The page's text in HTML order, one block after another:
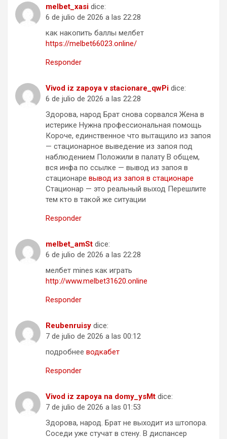
melbet_xasi dice:
6 de julio de 2026 a las 22:28
как накопить баллы мелбет
https://melbet66023.online/
Responder
Vivod iz zapoya v stacionare_qwPi dice:
6 de julio de 2026 a las 22:28
Здорова, народ Брат снова сорвался Жена в
истерике Нужна профессиональная помощь
Короче, единственное что вытащило из запоя
— стационарное выведение из запоя под
наблюдением Положили в палату В общем,
вся инфа по ссылке — вывод из запоя в
стационаре вывод из запоя в стационаре
Стационар — это реальный выход Перешлите
тем кто в такой же ситуации
Responder
melbet_amSt dice:
6 de julio de 2026 a las 22:28
мелбет mines как играть
http://www.melbet31620.online
Responder
Reubenruisy dice:
7 de julio de 2026 a las 00:12
подробнее водкабет
Responder
Vivod iz zapoya na domy_ysMt dice:
7 de julio de 2026 a las 01:53
Здорова, народ. Брат не выходит из штопора.
Соседи уже стучат в стену. В диспансер